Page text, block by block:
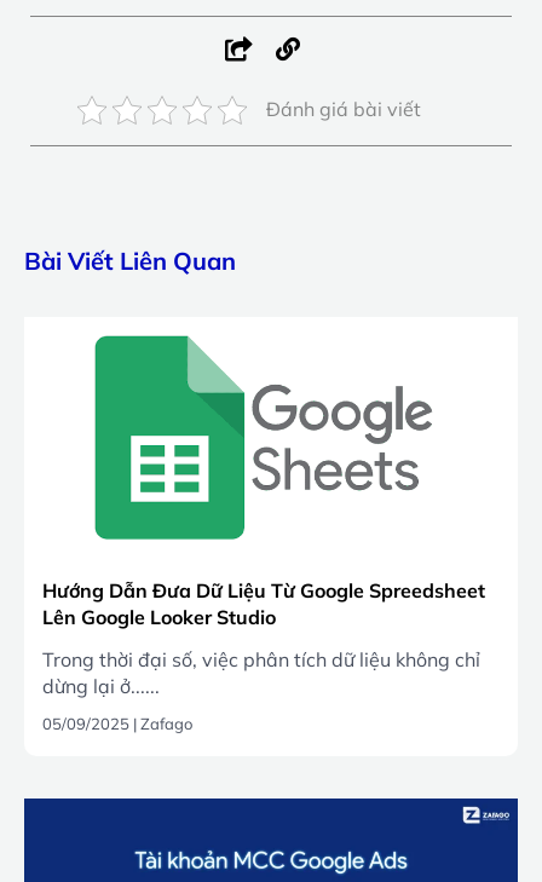
Đánh giá bài viết
Bài Viết Liên Quan
Hướng Dẫn Đưa Dữ Liệu Từ Google Spreedsheet
Lên Google Looker Studio
Trong thời đại số, việc phân tích dữ liệu không chỉ
dừng lại ở......
05/09/2025 |Zafago